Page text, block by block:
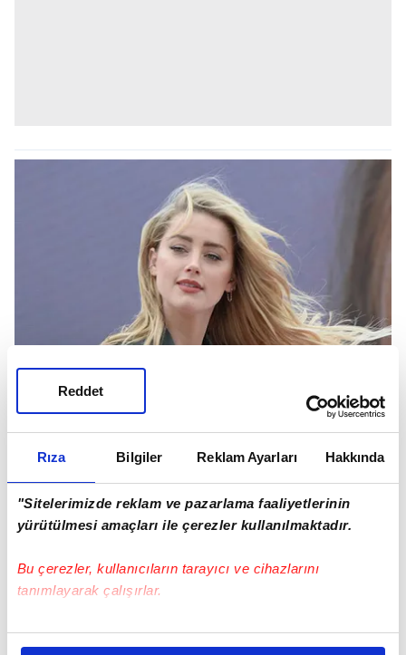
Rıza Bilgiler Reklam Ayarları Hakkında
"Sitelerimizde reklam ve pazarlama faaliyetlerinin
yürütülmesi amaçları ile çerezler kullanılmaktadır.
Bu çerezler, kullanıcıların tarayıcı ve cihazlarını
tanımlayarak çalışırlar.
Bu çerezlere izin vermeniz halinde sizlere özel
Reddet